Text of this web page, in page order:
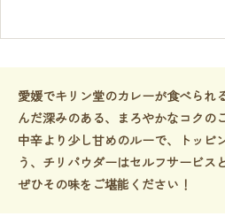
愛媛でキリン堂のカレーが食べられ
んだ深みのある、まろやかなコクの
中辛より少し甘めのルーで、トッピ
う、チリパウダーはセルフサービス
ぜひその味をご堪能ください！